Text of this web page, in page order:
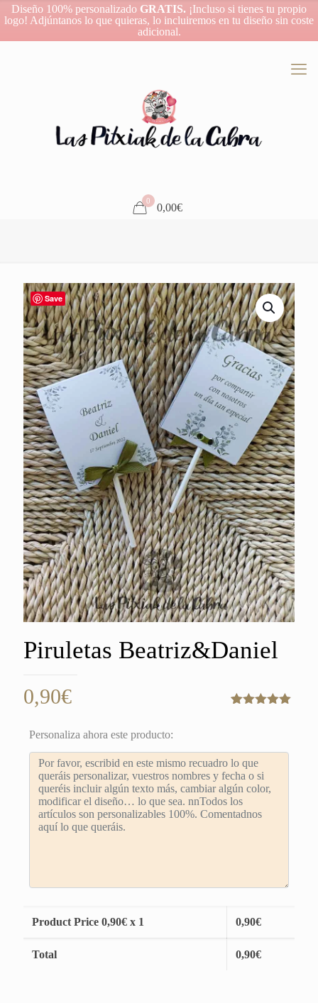
Diseño 100% personalizado GRATIS. ¡Incluso si tienes tu propio
logo! Adjúntanos lo que quieras, lo incluiremos en tu diseño sin coste
adicional.
0
0,00€
Save
Piruletas Beatriz&Daniel
de un
cliente
0,90€
Personaliza ahora este producto:
Product Price 0,90€ x 1 0,90€
Total 0,90€